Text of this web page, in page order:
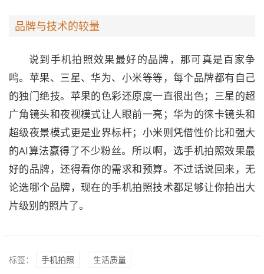
品牌与技术的较量
说到手机拍照效果最好的品牌，那可真是百家争
鸣。苹果、三星、华为、小米等等，每个品牌都有自己
的独门绝技。苹果的色彩还原度一直很出色；三星的超
广角镜头和夜视模式让人眼前一亮；华为的徕卡镜头和
超级夜景模式更是业界标杆；小米则凭借性价比和强大
的AI算法赢得了不少粉丝。所以啊，选手机拍照效果最
好的品牌，还得看你的需求和预算。不过话说回来，无
论选哪个品牌，现在的手机拍照技术都足够让你拍出大
片级别的照片了。
标签： 手机拍照
生活质量